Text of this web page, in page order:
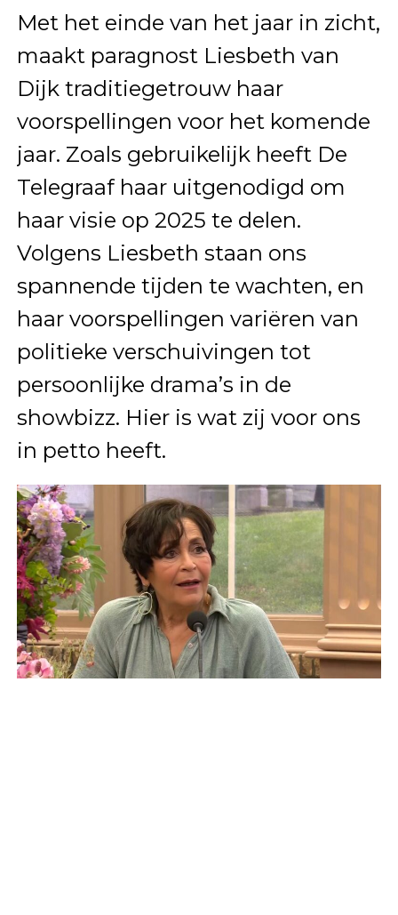
Met het einde van het jaar in zicht,
maakt paragnost Liesbeth van
Dijk traditiegetrouw haar
voorspellingen voor het komende
jaar. Zoals gebruikelijk heeft De
Telegraaf haar uitgenodigd om
haar visie op 2025 te delen.
Volgens Liesbeth staan ons
spannende tijden te wachten, en
haar voorspellingen variëren van
politieke verschuivingen tot
persoonlijke drama’s in de
showbizz. Hier is wat zij voor ons
in petto heeft.